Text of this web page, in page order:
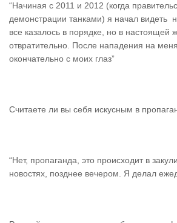
“Начиная с 2011 и 2012 (когда
демонстрации танками) я начал видеть
все казалось в порядке, но в настоящей
отвратительно. После нападения на
окончательно с моих глаз”
Считаете ли вы себя искусным в
“Нет, пропаганда, это происходит в
новостях, позднее вечером. Я делал